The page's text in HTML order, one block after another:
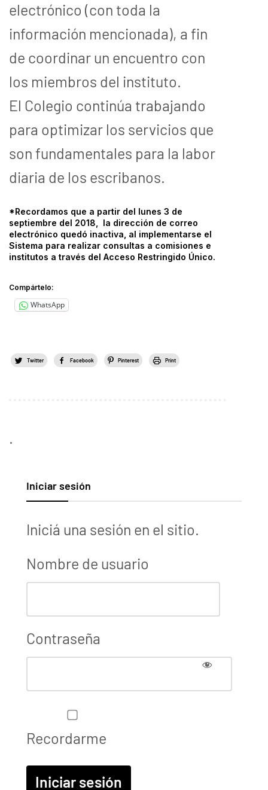
electrónico (con toda la
información mencionada), a fin
de coordinar un encuentro con
los miembros del instituto.
El Colegio continúa trabajando
para optimizar los servicios que
son fundamentales para la labor
diaria de los escribanos.
*Recordamos que a partir del lunes 3 de
septiembre del 2018, la dirección de correo
electrónico quedó inactiva, al implementarse el
Sistema para realizar consultas a comisiones e
institutos a través del Acceso Restringido Único.
Compártelo:
WhatsApp
Twitter Facebook Pinterest Print
.
Iniciar sesión
Iniciá una sesión en el sitio.
Nombre de usuario
Contraseña
Recordarme